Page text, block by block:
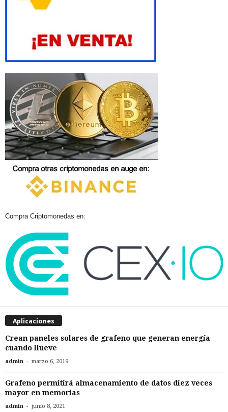
Compra Criptomonedas en:
Aplicaciones
Crean paneles solares de grafeno que generan energía
cuando llueve
admin - marzo 6, 2019
Grafeno permitirá almacenamiento de datos diez veces
mayor en memorias
admin - junio 8, 2021